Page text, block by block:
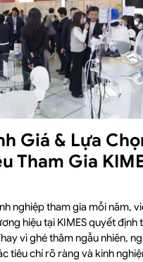
Giá & Lựa
Tham Gia
nghiệp tham gia mỗi năm,
hiệu tại KIMES quyết định
vì ghé thăm ngẫu nhiên,
tiêu chí rõ ràng và kinh